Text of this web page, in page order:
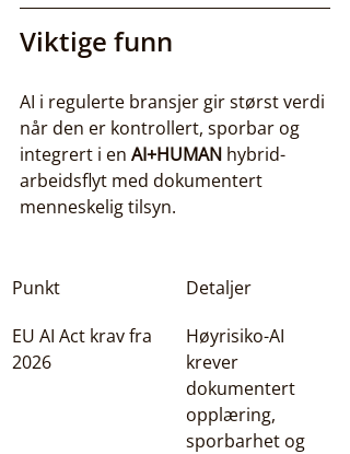
Viktige funn
AI i regulerte bransjer gir størst verdi
når den er kontrollert, sporbar og
integrert i en AI+HUMAN hybrid-
arbeidsflyt med dokumentert
menneskelig tilsyn.
Punkt
Detaljer
EU AI Act krav fra
2026
Høyrisiko-AI
krever
dokumentert
opplæring,
sporbarhet og